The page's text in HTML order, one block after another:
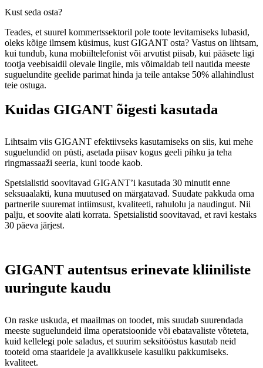
Kust seda osta?
Teades, et suurel kommertssektoril pole toote levitamiseks lubasid,
oleks kõige ilmsem küsimus, kust GIGANT osta? Vastus on lihtsam,
kui tundub, kuna mobiiltelefonist või arvutist piisab, kui pääsete ligi
tootja veebisaidil olevale lingile, mis võimaldab teil nautida meeste
suguelundite geelide parimat hinda ja teile antakse 50% allahindlust
teie ostuga.
Kuidas GIGANT õigesti kasutada
Lihtsaim viis GIGANT efektiivseks kasutamiseks on siis, kui mehe
suguelundid on püsti, asetada piisav kogus geeli pihku ja teha
ringmassaaži seeria, kuni toode kaob.
Spetsialistid soovitavad GIGANT’i kasutada 30 minutit enne
seksuaalakti, kuna muutused on märgatavad. Suudate pakkuda oma
partnerile suuremat intiimsust, kvaliteeti, rahulolu ja naudingut. Nii
palju, et soovite alati korrata. Spetsialistid soovitavad, et ravi kestaks
30 päeva järjest.
GIGANT autentsus erinevate kliiniliste
uuringute kaudu
On raske uskuda, et maailmas on toodet, mis suudab suurendada
meeste suguelundeid ilma operatsioonide või ebatavaliste võteteta,
kuid kellelegi pole saladus, et suurim seksitööstus kasutab neid
tooteid oma staaridele ja avalikkusele kasuliku pakkumiseks.
kvaliteet.